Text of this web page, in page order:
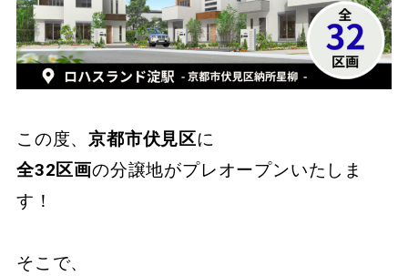
この度、京都市伏見区に
全32区画の分譲地がプレオープンいたしま
す！
そこで、